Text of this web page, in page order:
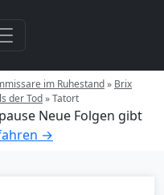
im Ruhestand» Brix
der Tod»Tatort
Neue Folgen gibt
→